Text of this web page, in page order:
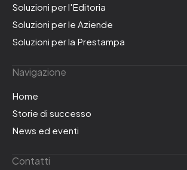
Soluzioni per l'Editoria
Soluzioni per le Aziende
Soluzioni per la Prestampa
Navigazione
Home
Storie di successo
News ed eventi
Contatti